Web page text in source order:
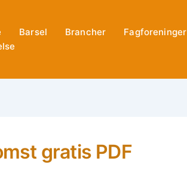
Barsel Brancher Fagforeninger
gratis PDF